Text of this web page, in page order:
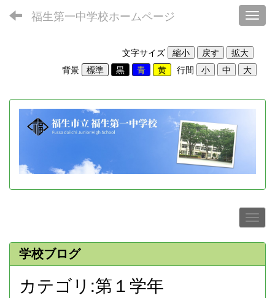
福生第一中学校ホームページ
文字サイズ
背景
行間
学校ブログ
カテゴリ:第１学年